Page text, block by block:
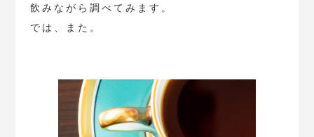
飲みながら調べてみます。
では、また。